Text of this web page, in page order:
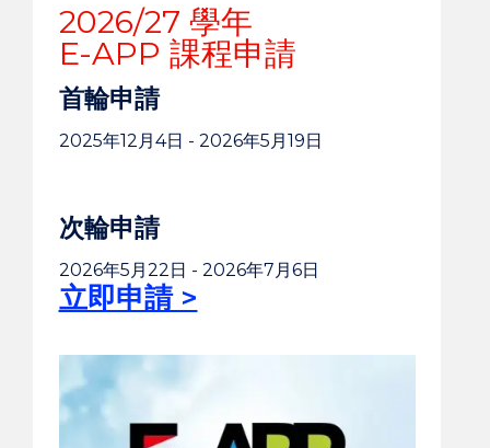
2026/27 學年
E-APP 課程申請
首輪申請
2025年12月4日 - 2026年5月19日
次輪申請
2026年5月22日 - 2026年7月6日
立即申請 >